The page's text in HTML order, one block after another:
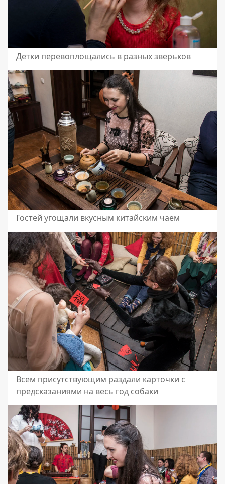
Детки перевоплощались в разных зверьков
Гостей угощали вкусным китайским чаем
Всем присутствующим раздали карточки с
предсказаниями на весь год собаки